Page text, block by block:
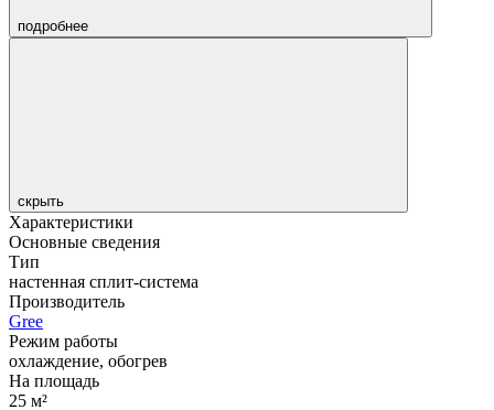
подробнее
скрыть
Характеристики
Основные сведения
Тип
настенная сплит-система
Производитель
Gree
Режим работы
охлаждение, обогрев
На площадь
25 м²